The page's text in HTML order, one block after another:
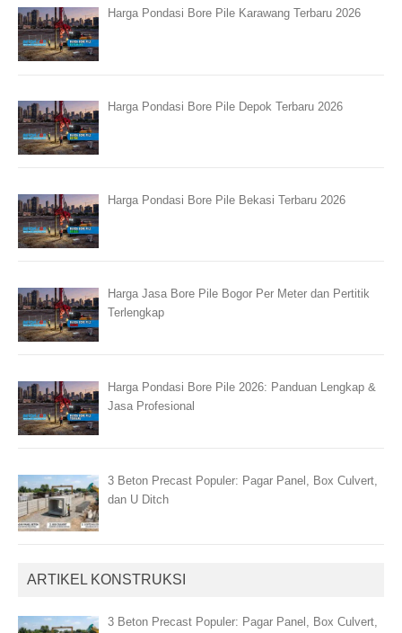
Harga Pondasi Bore Pile Karawang Terbaru 2026
Harga Pondasi Bore Pile Depok Terbaru 2026
Harga Pondasi Bore Pile Bekasi Terbaru 2026
Harga Jasa Bore Pile Bogor Per Meter dan Pertitik
Terlengkap
Harga Pondasi Bore Pile 2026: Panduan Lengkap &
Jasa Profesional
3 Beton Precast Populer: Pagar Panel, Box Culvert,
dan U Ditch
ARTIKEL KONSTRUKSI
3 Beton Precast Populer: Pagar Panel, Box Culvert,